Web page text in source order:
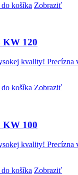
košíka Zobraziť
KW 120
kvality! Precízna
košíka Zobraziť
KW 100
kvality! Precízna
košíka Zobraziť